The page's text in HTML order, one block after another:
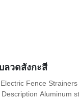
ลวดสังกะสี
Fence
Aluminum